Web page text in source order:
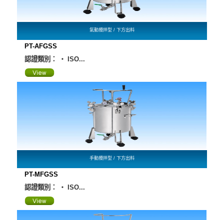
氣動攪拌型 / 下方出料
PT-AFGSS
認證類別： ‧ ISO...
手動攪拌型 / 下方出料
PT-MFGSS
認證類別： ‧ ISO...